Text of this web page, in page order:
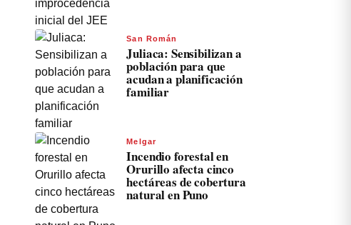
San Román
Juliaca: Sensibilizan a
población para que
acudan a planificación
familiar
Melgar
Incendio forestal en
Orurillo afecta cinco
hectáreas de cobertura
natural en Puno